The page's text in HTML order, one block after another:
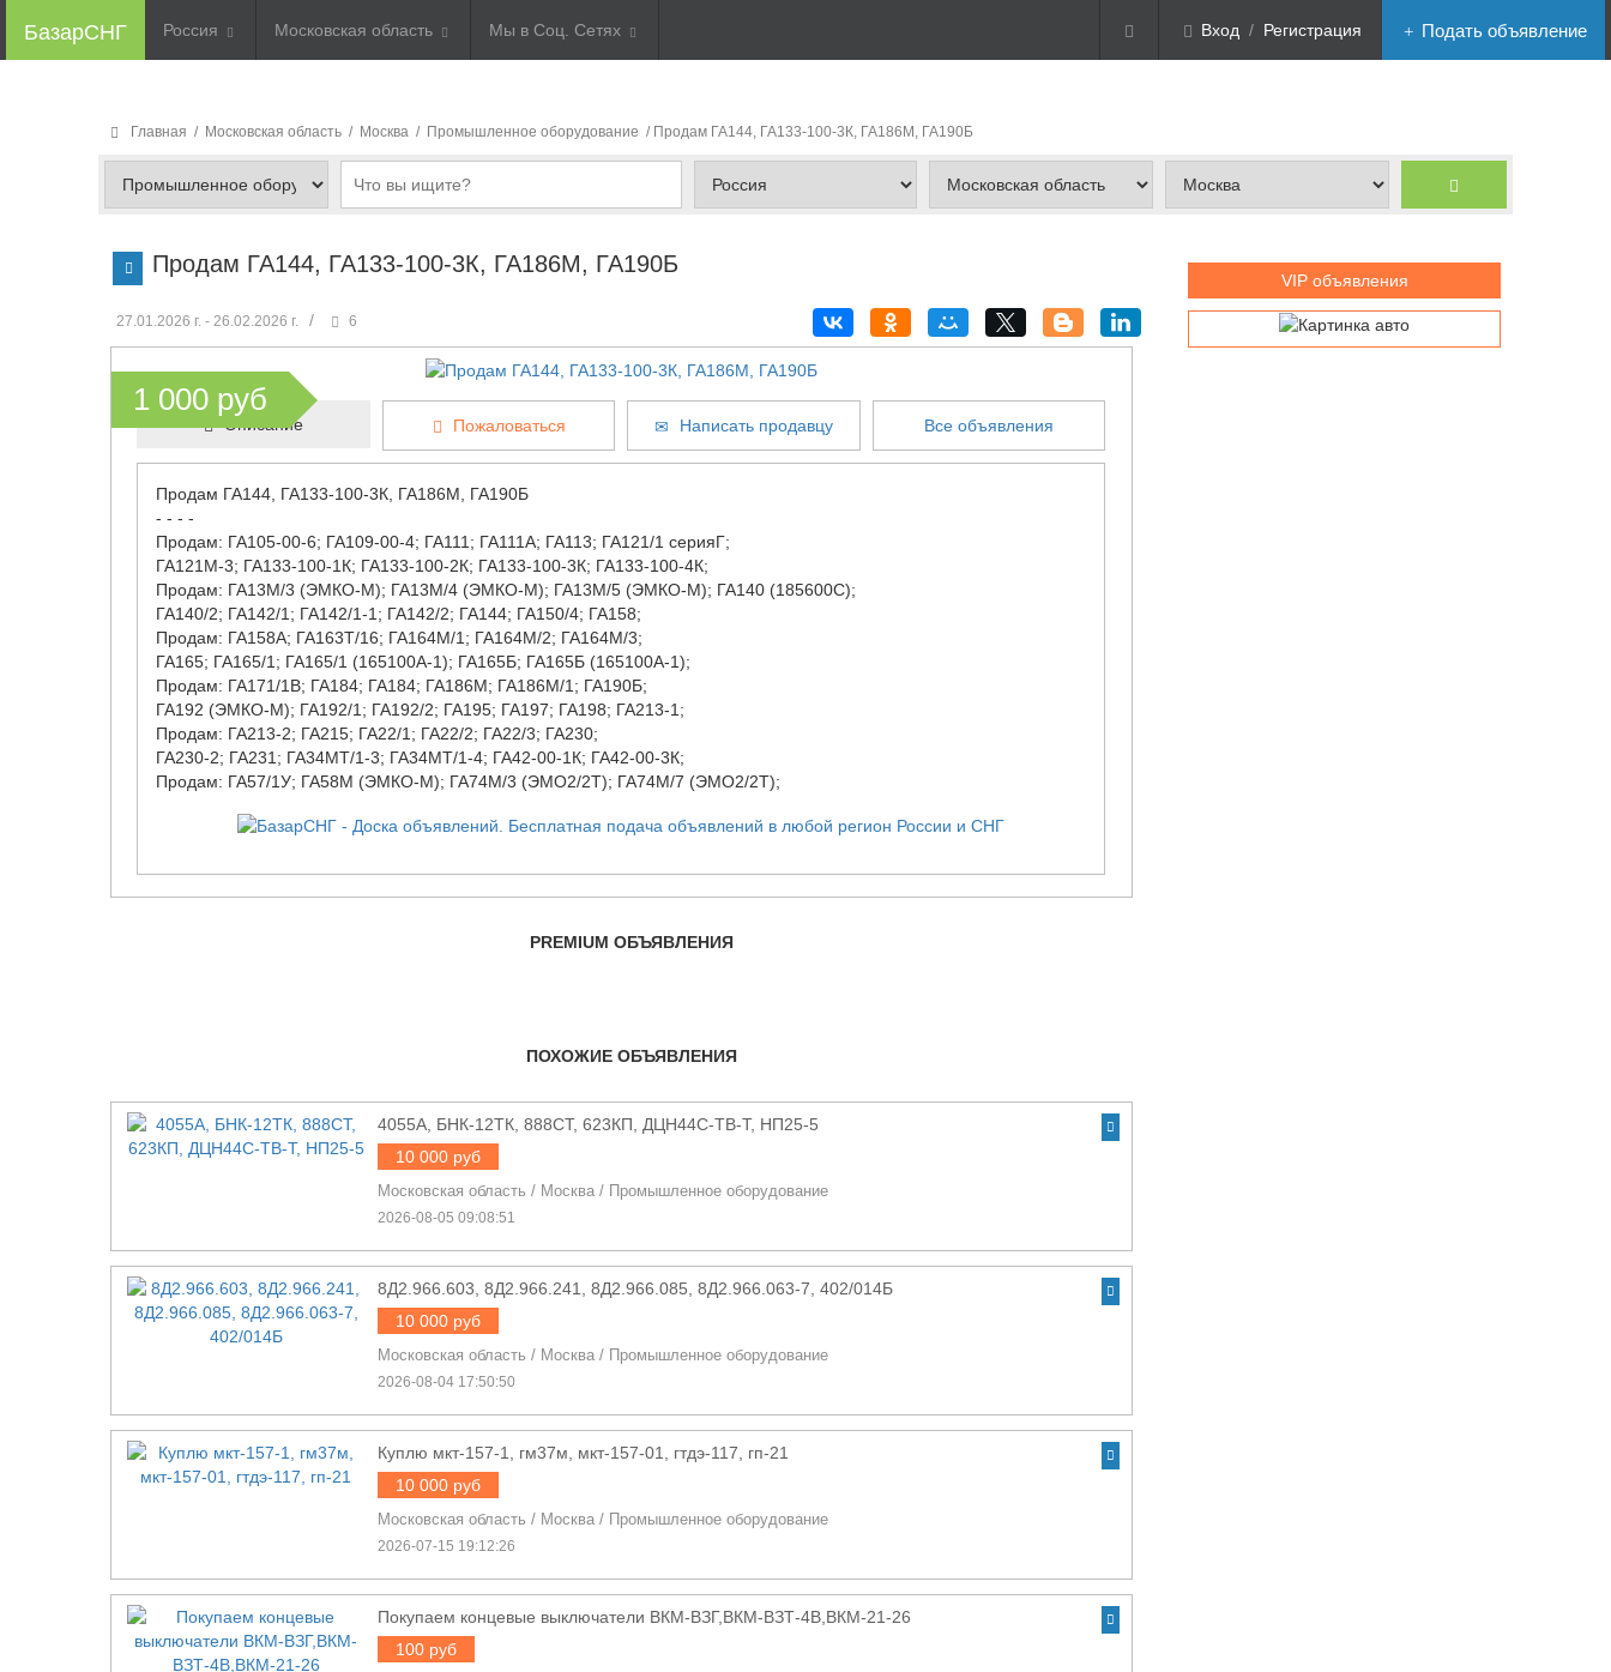
БазарСНГ Россия Московская область Мы в Соц. Сетях Вход / Регистрация Подать объявление
Главная / Московская область / Москва / Промышленное оборудование / Продам ГА144, ГА133-100-3К, ГА186М, ГА190Б
Продам ГА144, ГА133-100-3К, ГА186М, ГА190Б
27.01.2026 г. - 26.02.2026 г. / 6
1 000 руб
Описание Пожаловаться Написать продавцу Все объявления
Продам ГА144, ГА133-100-3К, ГА186М, ГА190Б
- - - -
Продам: ГА105-00-6; ГА109-00-4; ГА111; ГА111А; ГА113; ГА121/1 серияГ;
ГА121М-3; ГА133-100-1К; ГА133-100-2К; ГА133-100-3К; ГА133-100-4К;
Продам: ГА13М/3 (ЭМКО-М); ГА13М/4 (ЭМКО-М); ГА13М/5 (ЭМКО-М); ГА140 (185600С);
ГА140/2; ГА142/1; ГА142/1-1; ГА142/2; ГА144; ГА150/4; ГА158;
Продам: ГА158А; ГА163Т/16; ГА164М/1; ГА164М/2; ГА164М/3;
ГА165; ГА165/1; ГА165/1 (165100А-1); ГА165Б; ГА165Б (165100А-1);
Продам: ГА171/1В; ГА184; ГА184; ГА186М; ГА186М/1; ГА190Б;
ГА192 (ЭМКО-М); ГА192/1; ГА192/2; ГА195; ГА197; ГА198; ГА213-1;
Продам: ГА213-2; ГА215; ГА22/1; ГА22/2; ГА22/3; ГА230;
ГА230-2; ГА231; ГА34МТ/1-3; ГА34МТ/1-4; ГА42-00-1К; ГА42-00-3К;
Продам: ГА57/1У; ГА58М (ЭМКО-М); ГА74М/3 (ЭМО2/2Т); ГА74М/7 (ЭМО2/2Т);
PREMIUM ОБЪЯВЛЕНИЯ
ПОХОЖИЕ ОБЪЯВЛЕНИЯ
4055А, БНК-12ТК, 888СТ, 623КП, ДЦН44С-ТВ-Т, НП25-5
10 000 руб
Московская область / Москва/ Промышленное оборудование
2026-08-05 09:08:51
8Д2.966.603, 8Д2.966.241, 8Д2.966.085, 8Д2.966.063-7, 402/014Б
10 000 руб
Московская область / Москва/ Промышленное оборудование
2026-08-04 17:50:50
Куплю мкт-157-1, гм37м, мкт-157-01, гтдэ-117, гп-21
10 000 руб
Московская область / Москва/ Промышленное оборудование
2026-07-15 19:12:26
Покупаем концевые выключатели ВКМ-ВЗГ,ВКМ-ВЗТ-4В,ВКМ-21-26
100 руб
VIP объявления